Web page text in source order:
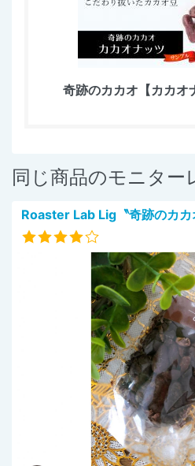
奇跡のカカオ【カカオ
同じ商品のモニター
Roaster Lab Lig〝奇跡のカカ